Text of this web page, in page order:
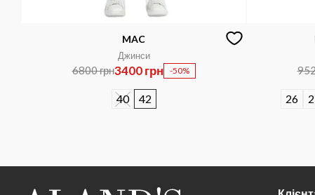
MAC
Джинси
6800 грн3400 грн -50%
40 42 26